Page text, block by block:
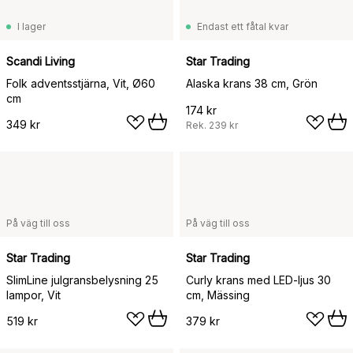
I lager
Scandi Living
Folk adventsstjärna, Vit, Ø60
cm
349 kr
Endast ett fåtal kvar
Star Trading
Alaska krans 38 cm, Grön
174 kr
Rek. 239 kr
På väg till oss
Star Trading
SlimLine julgransbelysning 25
lampor, Vit
519 kr
På väg till oss
Star Trading
Curly krans med LED-ljus 30
cm, Mässing
379 kr